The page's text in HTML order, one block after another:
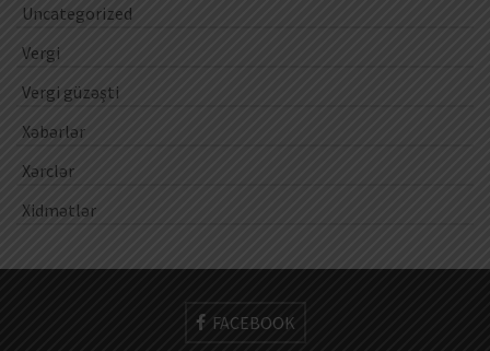
Uncategorized
Vergi
Vergi güzəşti
Xəbərlər
Xərclər
Xidmətlər
FACEBOOK